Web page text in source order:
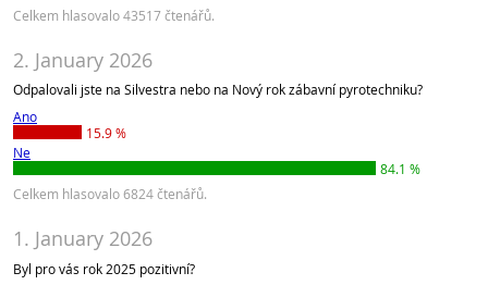
Celkem hlasovalo 43517 čtenářů.
2. January 2026
Odpalovali jste na Silvestra nebo na Nový rok zábavní pyrotechniku?
Ano
15.9 %
Ne
84.1 %
Celkem hlasovalo 6824 čtenářů.
1. January 2026
Byl pro vás rok 2025 pozitivní?